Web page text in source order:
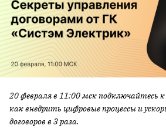
20 февраля в 11:00 мск подключайтесь к
как внедрить цифровые процессы и
договоров в 3 раза.